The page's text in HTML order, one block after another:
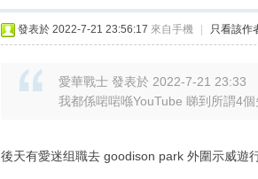
發表於 2022-7-21 23:56:17 來自手機 只看該作
愛華戰士 發表於 2022-7-21 23:33
我都係啱啱喺YouTube 睇到所謂4
後天有愛迷组職去 goodison park 外圍示威遊